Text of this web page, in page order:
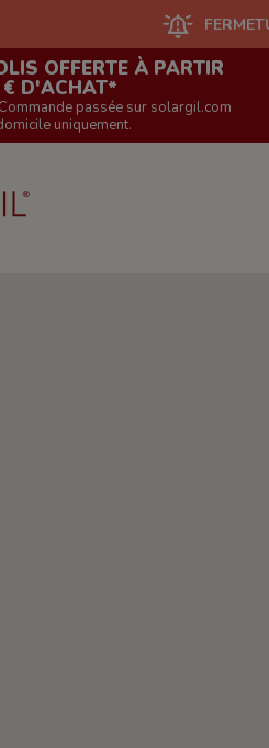
FERMETURE
OFFERTE À PARTIR
D'ACHAT*
passée sur solargil.com
uniquement.